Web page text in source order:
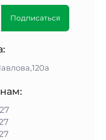
Подписаться